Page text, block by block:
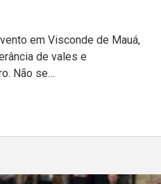
em Visconde de Mauá,
de vales e
Não se…